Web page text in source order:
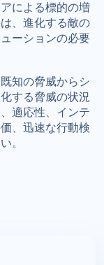
による標的の増
、進化する敵の
ーションの必要
知の脅威からシ
する脅威の状況
適応性、インテ
、迅速な行動検
。